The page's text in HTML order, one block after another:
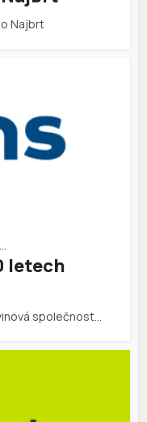
Najbrt
letech
společnost…